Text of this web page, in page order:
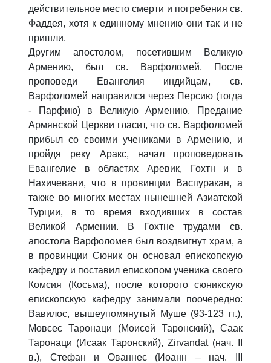
действительное место смерти и погребения св.
Фаддея, хотя к единному мнению они так и не
пришли.
Другим апостолом, посетившим Великую
Армению, был св. Варфоломей. После
проповеди Евангелия индийцам, св.
Варфоломей направился через Персию (тогда
- Парфию) в Великую Армению. Предание
Армянской Церкви гласит, что св. Варфоломей
прибыл со своими учениками в Армению, и
пройдя реку Аракс, начал проповедовать
Евангелие в областях Аревик, Гохтн и в
Нахичевани, что в провинции Васпуракан, а
также во многих местах нынешней Азиатской
Турции, в то время входивших в состав
Великой Армении. В Гохтне трудами св.
апостола Варфоломея был воздвигнут храм, а
в провинции Сюник он основал епископскую
кафедру и поставил епископом ученика своего
Комсия (Косьма), после которого сюникскую
епископскую кафедру занимали поочередно:
Вавилос, вышеупомянутый Муше (93-123 гг.),
Мовсес Таронаци (Моисей Таронский), Саак
Таронаци (Исаак Таронский), Zirvandat (нач. II
в.), Стефан и Ованнес (Иоанн – нач. III